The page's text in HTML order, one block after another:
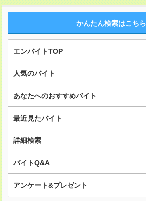
かんたん検索はこちら
エンバイトTOP
人気のバイト
あなたへのおすすめバイト
最近見たバイト
詳細検索
バイトQ&A
アンケート&プレゼント